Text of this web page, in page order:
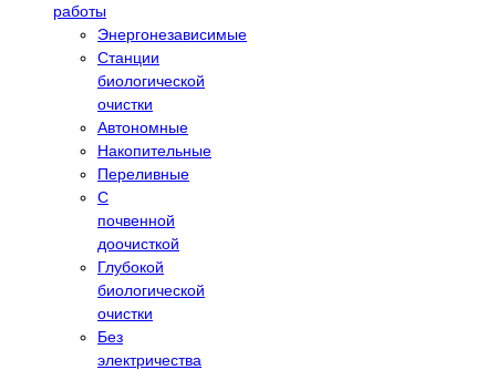
работы
Энергонезависимые
Станции
биологической
очистки
Автономные
Накопительные
Переливные
С
почвенной
доочисткой
Глубокой
биологической
очистки
Без
электричества